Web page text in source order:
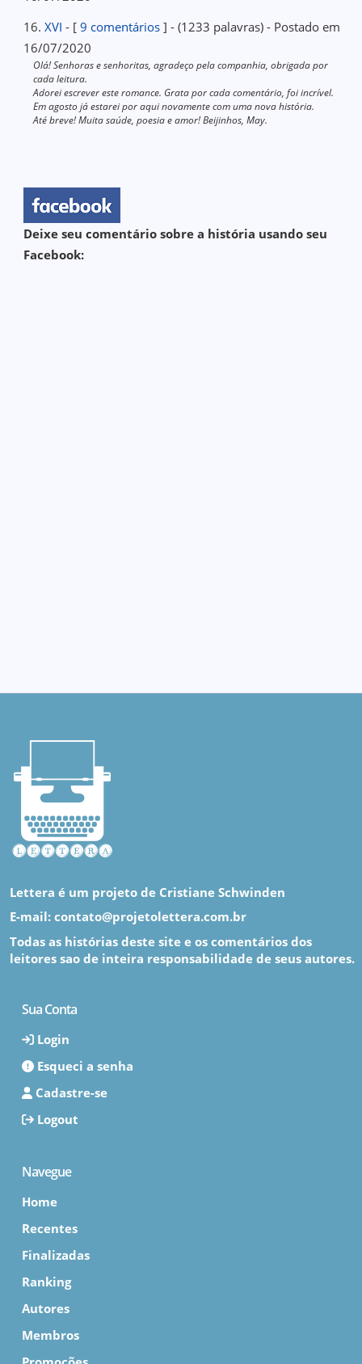
16.XVI - [9 comentários ] - (1233 palavras) - Postado em
16/07/2020
Olá! Senhoras e senhoritas, agradeço pela companhia, obrigada por
cada leitura.
Adorei escrever este romance. Grata por cada comentário, foi incrível.
Em agosto já estarei por aqui novamente com uma nova história.
Até breve! Muita saúde, poesia e amor! Beijinhos, May.
Deixe seu comentário sobre a história usando seu
Facebook:
Lettera é um projeto de Cristiane Schwinden
E-mail: contato@projetolettera.com.br
Todas as histórias deste site e os comentários dos
leitores sao de inteira responsabilidade de seus autores.
Sua Conta
Login
Esqueci a senha
Cadastre-se
Logout
Navegue
Home
Recentes
Finalizadas
Ranking
Autores
Membros